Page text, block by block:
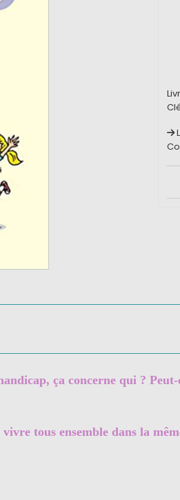
ça concerne qui ?
tous ensemble dans la